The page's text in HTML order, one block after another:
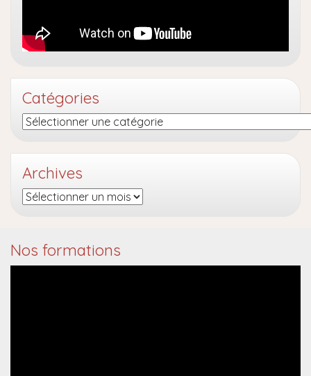
Catégories
Catégories
Archives
Archives
Nos formations